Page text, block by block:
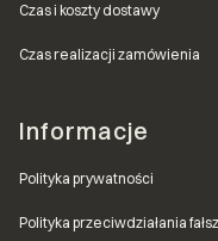
Czas i koszty dostawy
Czas realizacji zamówienia
Informacje
Polityka prywatności
Polityka przeciwdziałania